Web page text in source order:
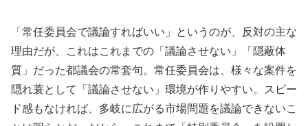
「常任委員会で議論すればいい」というのが、反対の主な
理由だが、これはこれまでの「議論させない」「隠蔽体
質」だった都議会の常套句。常任委員会は、様々な案件を
隠れ蓑として「議論させない」環境が作りやすい。スピー
ド感もなければ、多岐に広がる市場問題を議論できないこ